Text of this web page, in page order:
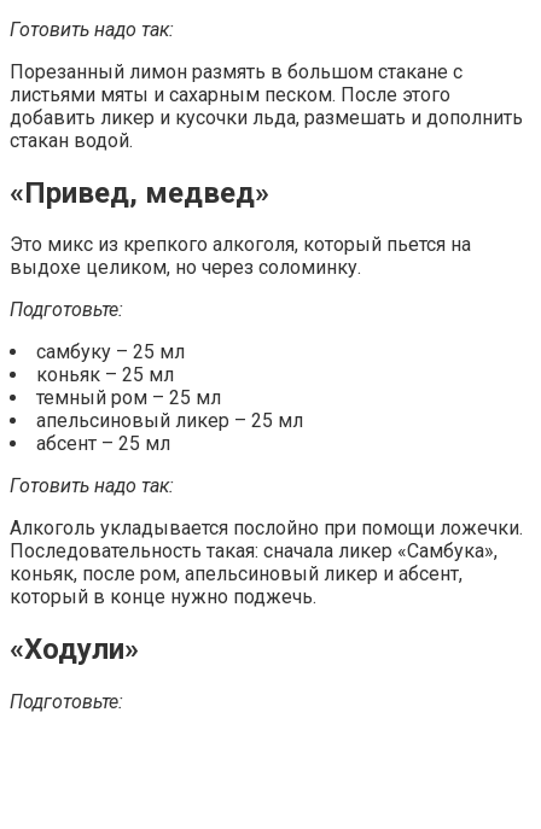
Готовить надо так:
Порезанный лимон размять в большом стакане с
листьями мяты и сахарным песком. После этого
добавить ликер и кусочки льда, размешать и дополнить
стакан водой.
«Привед, медвед»
Это микс из крепкого алкоголя, который пьется на
выдохе целиком, но через соломинку.
Подготовьте:
самбуку – 25 мл
коньяк – 25 мл
темный ром – 25 мл
апельсиновый ликер – 25 мл
абсент – 25 мл
Готовить надо так:
Алкоголь укладывается послойно при помощи ложечки.
Последовательность такая: сначала ликер «Самбука»,
коньяк, после ром, апельсиновый ликер и абсент,
который в конце нужно поджечь.
«Ходули»
Подготовьте: